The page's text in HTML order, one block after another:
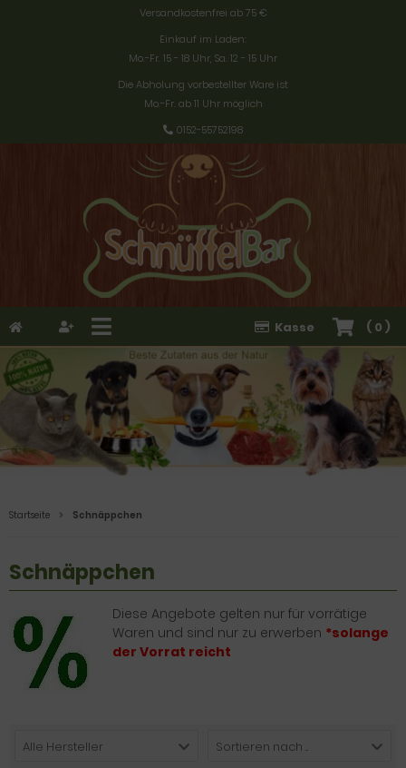
Versandkostenfrei ab 75 €
Einkauf im Laden:
Mo.-Fr. 15 - 18 Uhr, Sa. 12 - 15 Uhr
Die Abholung vorbestellter Ware ist
Mo.-Fr. ab 11 Uhr möglich
0152-55752198
( 0 )
Kasse
Startseite Schnäppchen
Schnäppchen
Diese Angebote gelten nur für vorrätige
Waren und sind nur zu erwerben *solange
der Vorrat reicht
Alle Hersteller Sortieren nach ...